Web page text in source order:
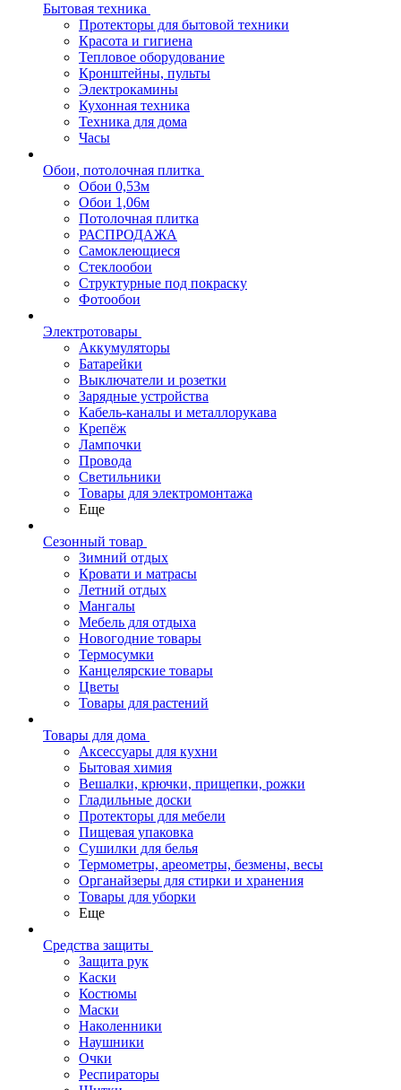
Бытовая техника
Протекторы для бытовой техники
Красота и гигиена
Тепловое оборудование
Кронштейны, пульты
Электрокамины
Кухонная техника
Техника для дома
Часы
Обои, потолочная плитка
Обои 0,53м
Обои 1,06м
Потолочная плитка
РАСПРОДАЖА
Самоклеющиеся
Стеклообои
Структурные под покраску
Фотообои
Электротовары
Аккумуляторы
Батарейки
Выключатели и розетки
Зарядные устройства
Кабель-каналы и металлорукава
Крепёж
Лампочки
Провода
Светильники
Товары для электромонтажа
Еще
Сезонный товар
Зимний отдых
Кровати и матрасы
Летний отдых
Мангалы
Мебель для отдыха
Новогодние товары
Термосумки
Канцелярские товары
Цветы
Товары для растений
Товары для дома
Аксессуары для кухни
Бытовая химия
Вешалки, крючки, прищепки, рожки
Гладильные доски
Протекторы для мебели
Пищевая упаковка
Сушилки для белья
Термометры, ареометры, безмены, весы
Органайзеры для стирки и хранения
Товары для уборки
Еще
Средства защиты
Защита рук
Каски
Костюмы
Маски
Наколенники
Наушники
Очки
Респираторы